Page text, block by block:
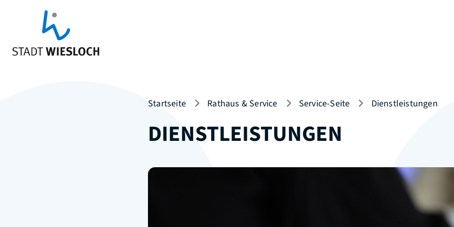
Startseite Rathaus & Service Service-Seite Dienstleistungen
DIENSTLEISTUNGEN